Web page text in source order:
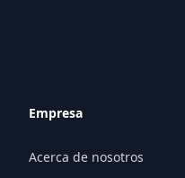
Empresa
Acerca de nosotros